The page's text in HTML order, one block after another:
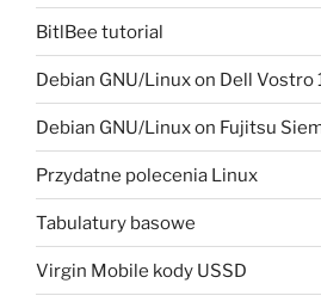
BitlBee tutorial
Debian GNU/Linux on Dell Vostro
Debian GNU/Linux on Fujitsu
Przydatne polecenia Linux
Tabulatury basowe
Virgin Mobile kody USSD